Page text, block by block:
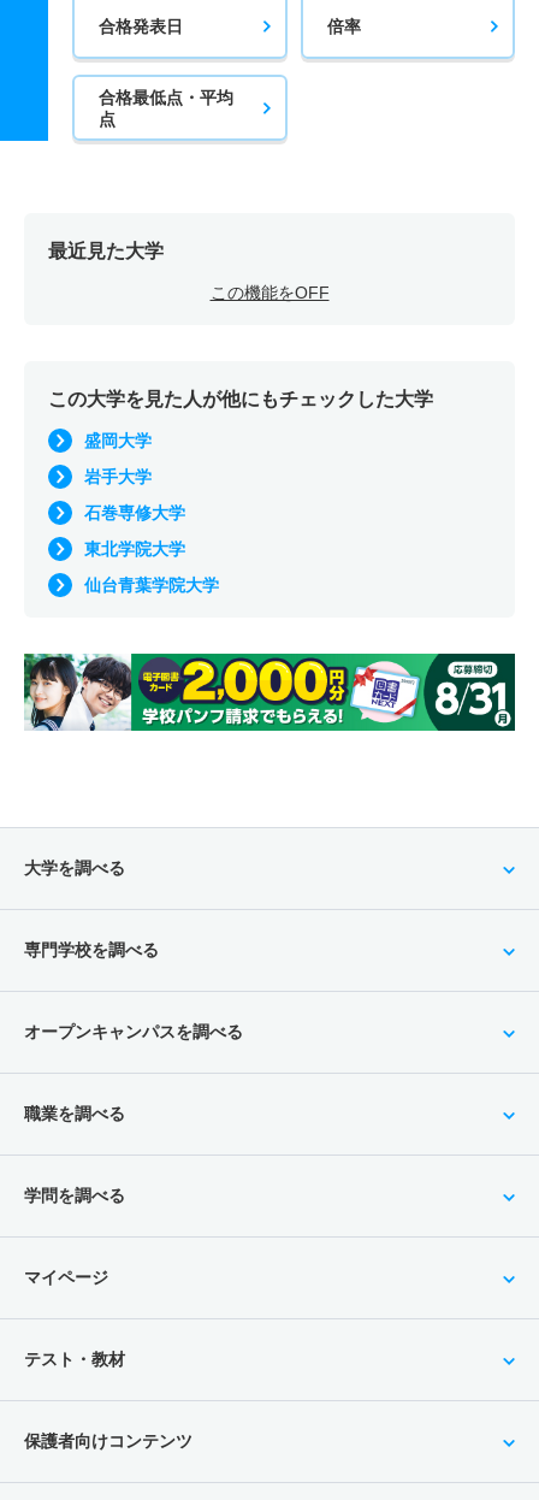
合格発表日 倍率
合格最低点・平均
点
最近見た大学
この機能をOFF
この大学を見た人が他にもチェックした大学
盛岡大学
岩手大学
石巻専修大学
東北学院大学
仙台青葉学院大学
大学を調べる
専門学校を調べる
オープンキャンパスを調べる
職業を調べる
学問を調べる
マイページ
テスト・教材
保護者向けコンテンツ